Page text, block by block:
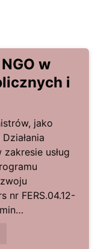
w
i
jako
zakresie usług
nr FERS.04.12-